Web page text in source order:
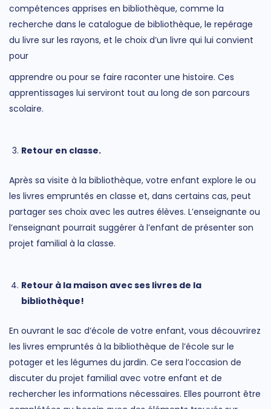
compétences apprises en bibliothèque, comme la
recherche dans le catalogue de bibliothèque, le repérage
du livre sur les rayons, et le choix d’un livre qui lui convient
pour
apprendre ou pour se faire raconter une histoire. Ces
apprentissages lui serviront tout au long de son parcours
scolaire.
Retour en classe.
Après sa visite à la bibliothèque, votre enfant explore le ou
les livres empruntés en classe et, dans certains cas, peut
partager ses choix avec les autres élèves. L’enseignante ou
l’enseignant pourrait suggérer à l’enfant de présenter son
projet familial à la classe.
Retour à la maison avec ses livres de la
bibliothèque!
En ouvrant le sac d’école de votre enfant, vous découvrirez
les livres empruntés à la bibliothèque de l’école sur le
potager et les légumes du jardin. Ce sera l’occasion de
discuter du projet familial avec votre enfant et de
rechercher les informations nécessaires. Elles pourront être